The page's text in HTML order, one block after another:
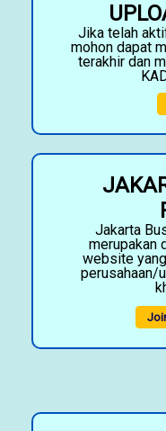
Jika telah
mohon dapat
terakhir dan
Jakarta
merupakan
website
perusahaan/